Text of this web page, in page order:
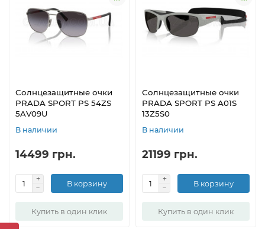
Солнцезащитные очки
PRADA SPORT PS 54ZS
5AV09U
В наличии
14499 грн.
В корзину
Купить в один клик
Солнцезащитные очки
PRADA SPORT PS A01S
13Z5S0
В наличии
21199 грн.
В корзину
Купить в один клик